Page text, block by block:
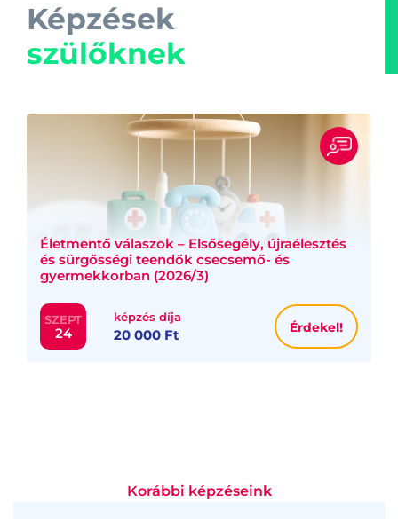
Képzések
szülőknek
Életmentő válaszok – Elsősegély, újraélesztés
és sürgősségi teendők csecsemő- és
gyermekkorban (2026/3)
SZEPT
24
képzés díja
20 000 Ft Érdekel!
Korábbi képzéseink